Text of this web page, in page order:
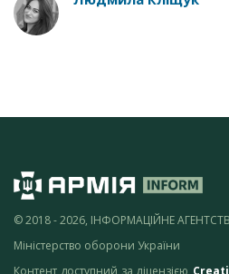
© 2018 - 2026, ІНФОРМАЦІЙНЕ
Міністерство оборони України